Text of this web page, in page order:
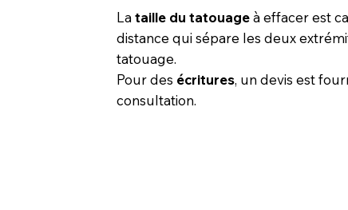
La taille du tatouageà effacer est
distance qui sépare les deux
tatouage.
Pour des écritures, un devis est
consultation.